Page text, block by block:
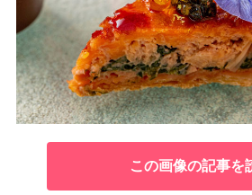
この画像の記事を